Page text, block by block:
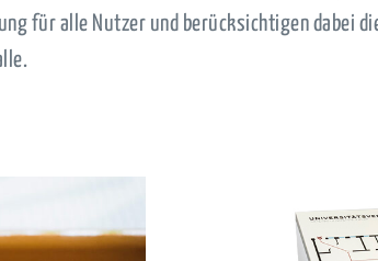
für alle Nutzer und berücksichtigen dabei